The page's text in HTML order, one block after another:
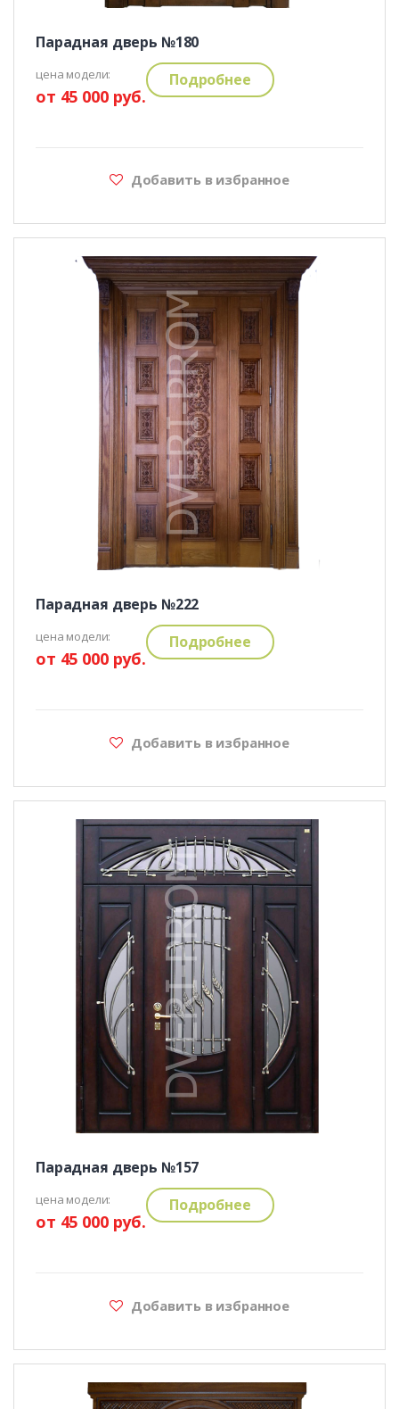
Парадная дверь №180
цена модели:
от 45 000 руб.
Подробнее
Добавить в избранное
Парадная дверь №222
цена модели:
от 45 000 руб.
Подробнее
Добавить в избранное
Парадная дверь №157
цена модели:
от 45 000 руб.
Подробнее
Добавить в избранное